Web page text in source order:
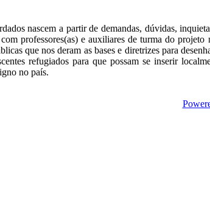
nascem a partir de demandas, dúvidas,
professores(as) e auxiliares de turma do
que nos deram as bases e diretrizes para
refugiados para que possam se inserir
no país.